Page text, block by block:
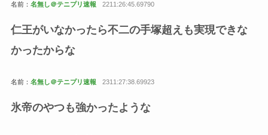
名前： 名無し＠テニプリ速報 2211:26:45.69790
仁王がいなかったら不二の手塚超えも実現できな
かったからな
名前： 名無し＠テニプリ速報 2311:27:38.69923
氷帝のやつも強かったような